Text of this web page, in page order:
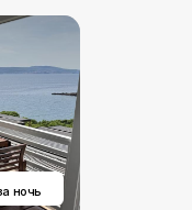
ночь